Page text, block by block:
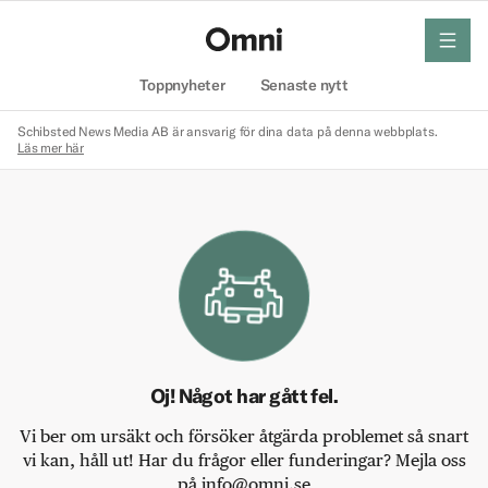
Toppnyheter Senaste nytt
meny
Schibsted News Media AB är ansvarig för dina data på denna webbplats.
Läs mer här
Oj! Något har gått fel.
Vi ber om ursäkt och försöker åtgärda problemet så snart
vi kan, håll ut! Har du frågor eller funderingar? Mejla oss